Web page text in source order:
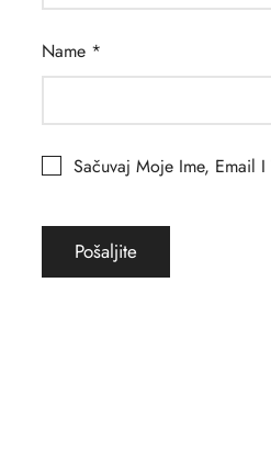
Name *
Sačuvaj Moje Ime, Email